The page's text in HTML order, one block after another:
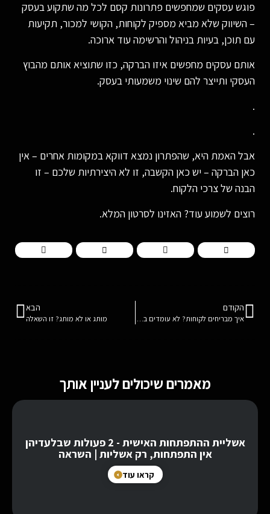
פוגש עסקים שמחפשים פתרונות קסם לכל מה שתקוע בעסק
– השיווק שלא מביא מספיק לקוחות, הקושי למכור, תקיעות
עם תוכן, בעיות בניהול והרשימה עוד ארוכה.
אותם עסקים מחפשים איזו הברקה, כזו שתוציא אותם מהבוץ
העסקי ותייצר להם שינוי משמעותי בעסק.
.
.
אבל האמת היא, שהפתרון נמצא דווקא במקומות אחרים – אין
כאן הברקה – יש כאן הקשבה, זו לא היצירתיות שלכם – זו
הבנה של צרכי הלקוח.
רוצים לשמוע עוד? האזינו לסרטון המלא.
הקודם
איך מבריחים לקוחות? לא עומדים במילה שלכם. מתכון מצוין להרוס את העסק
הבא
מותג או לא מותג? זו השאלה
מאמרים שיכולים לעניין אותך
אשליית ההתפתחות האישית - 2 פעולות שבלעדיהן
אין התפתחות, רק אשליות | השראה
קראו עוד